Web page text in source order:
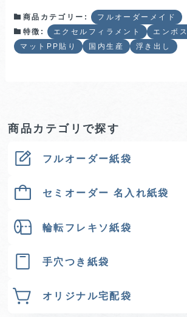
商品カテゴリー:
フルオーダーメイド
特徴:
エクセルフィラメント
エンボス
マットPP貼り
国内生産 浮き出し
商品カテゴリで探す
フルオーダー紙袋
セミオーダー 名入れ紙袋
輪転フレキソ紙袋
手穴つき紙袋
オリジナル宅配袋